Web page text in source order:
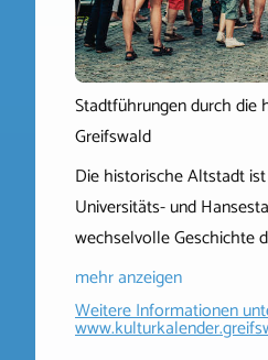
Stadtführungen durch
Greifswald
Die historische Altstadt
Universitäts- und
wechselvolle Geschichte
mehr anzeigen
Weitere Informationen